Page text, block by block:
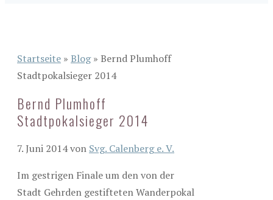
Startseite » Blog» Bernd Plumhoff
Stadtpokalsieger 2014
Bernd Plumhoff
Stadtpokalsieger 2014
7. Juni 2014von Svg. Calenberg e. V.
Im gestrigen Finale um den von der
Stadt Gehrden gestifteten Wanderpokal